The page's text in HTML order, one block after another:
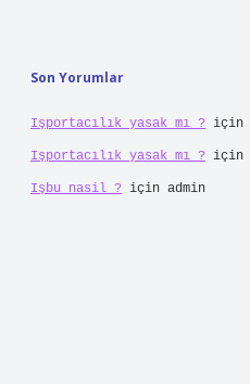
Son Yorumlar
Işportacılık yasak mı ? için
Işportacılık yasak mı ? için
Işbu nasil ? için admin